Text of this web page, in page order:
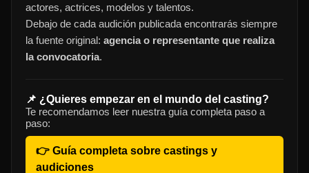
actores, actrices, modelos y talentos.
Debajo de cada audición publicada encontrarás siempre
la fuente original: agencia o representante que realiza
la convocatoria.
📌 ¿Quieres empezar en el mundo del casting?
Te recomendamos leer nuestra guía completa paso a
paso:
👉 Guía completa sobre castings y
audiciones